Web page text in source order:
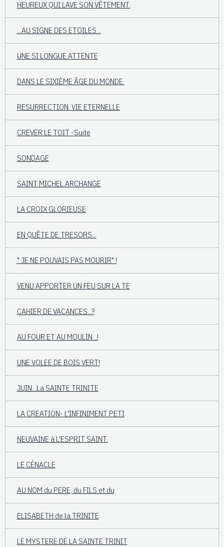
HEUREUX QUI LAVE SON VÊTEMENT.
...AU SIGNE DES ETOILES...
UNE SI LONGUE ATTENTE
DANS LE SIXIÈME ÂGE DU MONDE.
RESURRECTION. VIE ETERNELLE
CREVER LE TOIT -Suite
SONDAGE
SAINT MICHEL ARCHANGE
LA CROIX GLORIEUSE
EN QUÊTE DE TRESORS...
" JE NE POUVAIS PAS MOURIR" !
VENU APPORTER UN FEU SUR LA TE
CAHIER DE VACANCES...?
AU FOUR ET AU MOULIN ..!
UNE VOLEE DE BOIS VERT!
JUIN...La SAINTE TRINITE
LA CREATION- L'INFINIMENT PETI
NEUVAINE à L'ESPRIT SAINT.
LE CÉNACLE
AU NOM du PERE, du FILS et du
ELISABETH de la TRINITE
LE MYSTERE DE LA SAINTE TRINIT